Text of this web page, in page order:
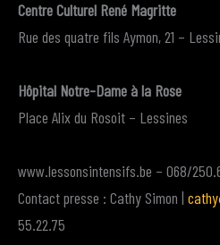
Centre Culturel René Magritte
Rue des quatre fils Aymon, 21 –
Hôpital Notre-Dame à la Rose
Place Alix du Rosoit – Lessines
www.lessonsintensifs.be – 068/
Contact presse : Cathy Simon |
55.22.75